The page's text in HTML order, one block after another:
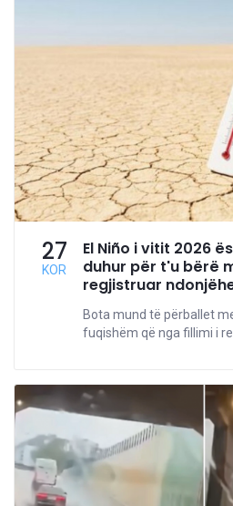
27
KOR
El Niño i vitit 2026
duhur për t'u bërë
regjistruar
Bota mund të përballet
fuqishëm që nga fillimi i